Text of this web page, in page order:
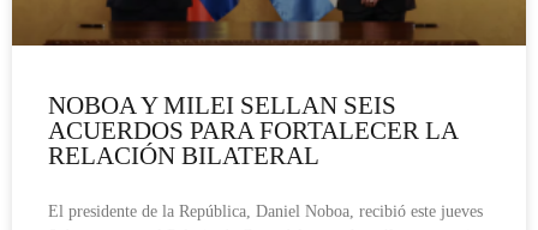
NOBOA Y MILEI SELLAN SEIS
ACUERDOS PARA FORTALECER LA
RELACIÓN BILATERAL
El presidente de la República, Daniel Noboa, recibió este jueves